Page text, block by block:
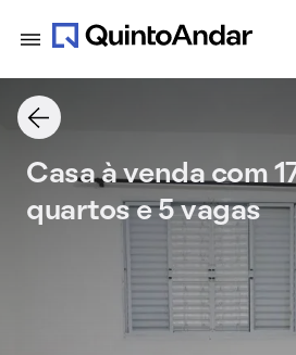
Casa à venda com
quartos e 5 vagas